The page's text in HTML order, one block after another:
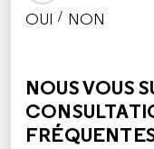
OUI / NON
NOUS VOUS